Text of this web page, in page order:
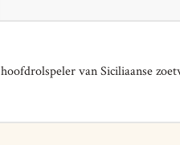
van Siciliaanse